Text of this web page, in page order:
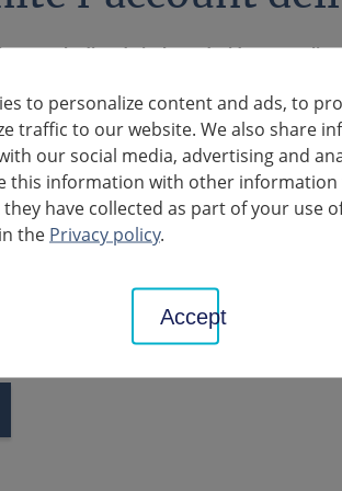
di Ludwigsburg desidera
conto corrente dell'Ufficio distrettuale di
dell'autorità pubblica è una casella di posta
del Baden-Württemberg. Dopo essersi
per via elettronica. Possono
anche scambiare documenti con la
nel proprio account.
di Ludwigsburg offre ai cittadini
moduli
modo giuridicamente vincolante
to personalize content and ads, to
traffic to our website. We also share
our social media, advertising and
this information with other
have collected as part of your use
the Privacy policy.
Accept